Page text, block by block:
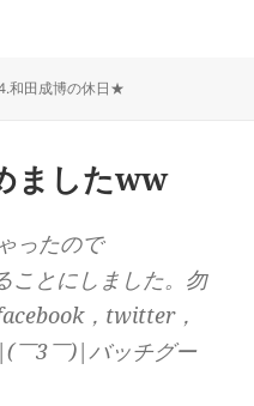
和田成博の休日★
ましたww
ったので
ことにしました。勿
，twitter，
￣3￣)|バッチグー